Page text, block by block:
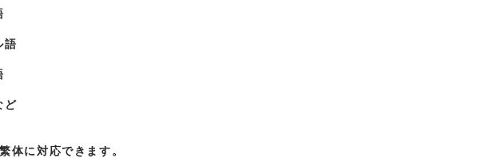
語
ど
体に対応できます。